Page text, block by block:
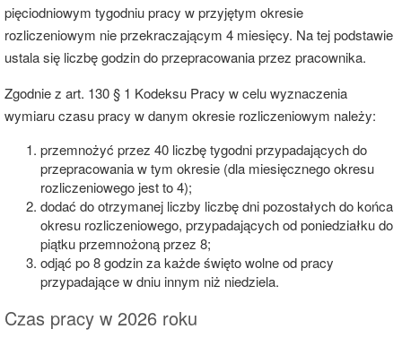
pięciodniowym tygodniu pracy w przyjętym okresie
rozliczeniowym nie przekraczającym 4 miesięcy. Na tej podstawie
ustala się liczbę godzin do przepracowania przez pracownika.
Zgodnie z art. 130 § 1 Kodeksu Pracy w celu wyznaczenia
wymiaru czasu pracy w danym okresie rozliczeniowym należy:
przemnożyć przez 40 liczbę tygodni przypadających do
przepracowania w tym okresie (dla miesięcznego okresu
rozliczeniowego jest to 4);
dodać do otrzymanej liczby liczbę dni pozostałych do końca
okresu rozliczeniowego, przypadających od poniedziałku do
piątku przemnożoną przez 8;
odjąć po 8 godzin za każde święto wolne od pracy
przypadające w dniu innym niż niedziela.
Czas pracy w 2026 roku